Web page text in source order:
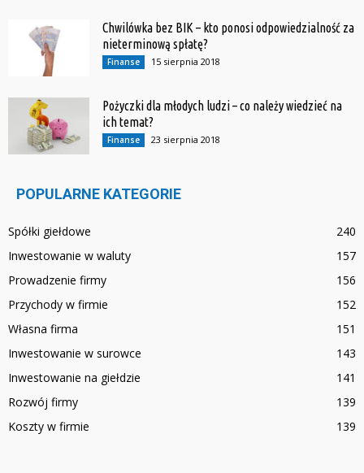
Chwilówka bez BIK – kto ponosi odpowiedzialność za
nieterminową spłatę?
Finanse 15 sierpnia 2018
Pożyczki dla młodych ludzi – co należy wiedzieć na
ich temat?
Finanse 23 sierpnia 2018
POPULARNE KATEGORIE
Spółki giełdowe
240
Inwestowanie w waluty
157
Prowadzenie firmy
156
Przychody w firmie
152
Własna firma
151
Inwestowanie w surowce
143
Inwestowanie na giełdzie
141
Rozwój firmy
139
Koszty w firmie
139